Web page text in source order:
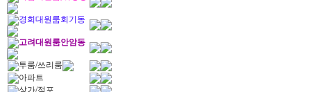
경희대원룸회기동
고려대원룸안암동
투룸/쓰리룸
아파트
상가/점포